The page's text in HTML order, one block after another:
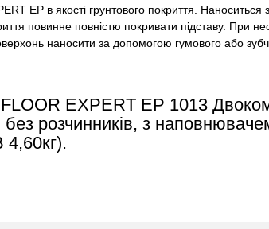
EP в якості грунтового покриття.
повинне повністю покривати підставу. При
наносити за допомогою гумового або
FLOOR EXPERT EP 1013
розчинників, з
4,60кг).